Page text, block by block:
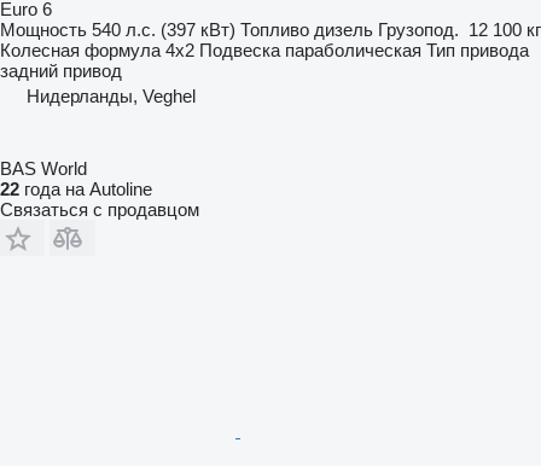
Euro 6
Мощность 540 л.с. (397 кВт) Топливо дизель Грузопод. 12 100 кг
Колесная формула 4x2 Подвеска параболическая Тип привода
задний привод
Нидерланды, Veghel
BAS World
22 года на Autoline
Связаться с продавцом